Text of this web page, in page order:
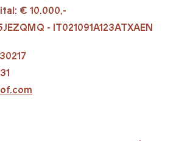
€ 10.000,-
- IT021091A123ATXAEN